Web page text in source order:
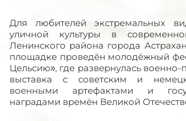
Для любителей экстремальных
уличной культуры в
Ленинского района города
площадке проведён молодёжный
Цельсию», где развернулась военно-
выставка с советским и
военными артефактами и
наградами времён Великой